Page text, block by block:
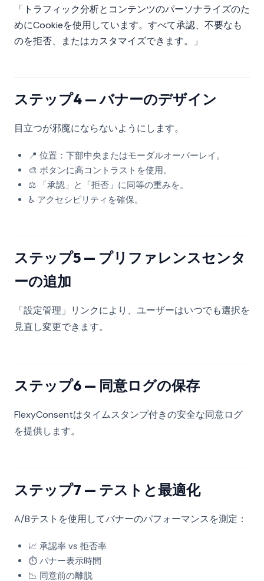
「トラフィック分析とコンテンツのパーソナライズのた
めにCookieを使用しています。すべて承認、不要なも
のを拒否、またはカスタマイズできます。」
ステップ4 — バナーのデザイン
目立つが邪魔にならないようにします。
📍 位置：下部中央またはモーダルオーバーレイ。
🎨 ボタンに高コントラストを使用。
⚖️ 「承認」と「拒否」に同等の重みを。
♿ アクセシビリティを確保。
ステップ5 — プリファレンスセンタ
ーの追加
「設定管理」リンクにより、ユーザーはいつでも選択を
見直し変更できます。
ステップ6 — 同意ログの保存
FlexyConsentはタイムスタンプ付きの安全な同意ログ
を提供します。
ステップ7 — テストと最適化
A/Bテストを使用してバナーのパフォーマンスを測定：
📈 承認率 vs 拒否率
⏱️ バナー表示時間
📉 同意前の離脱